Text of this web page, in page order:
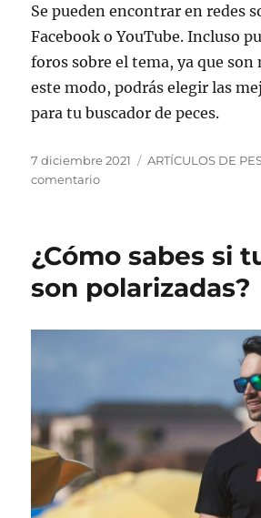
Se pueden encontrar en redes
Facebook o YouTube. Incluso
foros sobre el tema, ya que son
este modo, podrás elegir las
para tu buscador de peces.
Publicado
el
7 diciembre 2021 Categorías
ARTÍCULOS DE
comentarioen
sensor
¿Cómo sabes si
son polarizadas?